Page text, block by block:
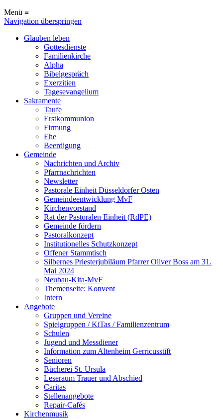
Menü ≡
Navigation überspringen
Glauben leben
Gottesdienste
Familienkirche
Alpha
Bibelgespräch
Exerzitien
Tagesevangelium
Sakramente
Taufe
Erstkommunion
Firmung
Ehe
Beerdigung
Gemeinde
Nachrichten und Archiv
Pfarrnachrichten
Newsletter
Pastorale Einheit Düsseldorfer Osten
Gemeindeentwicklung MvF
Kirchenvorstand
Rat der Pastoralen Einheit (RdPE)
Gemeinde fördern
Pastoralkonzept
Institutionelles Schutzkonzept
Offener Stammtisch
Silbernes Priesterjubiläum Pfarrer Oliver Boss am 31.
Mai 2024
Neubau-Kita-MvF
Themenseite: Konvent
Intern
Angebote
Gruppen und Vereine
Spielgruppen / KiTas / Familienzentrum
Schulen
Jugend und Messdiener
Information zum Altenheim Gerricusstift
Senioren
Bücherei St. Ursula
Leseraum Trauer und Abschied
Caritas
Stellenangebote
Repair-Cafés
Kirchenmusik